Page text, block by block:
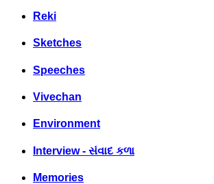
Reki
Sketches
Speeches
Vivechan
Environment
Interview - સંવાદ કળા
Memories